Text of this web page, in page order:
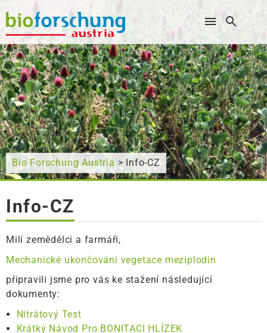
Wonach suchen Sie?
Bio Forschung Austria > Info-CZ
Info-CZ
Milí zemědělci a farmáři,
Mechanické ukončování vegetace meziplodin
připravili jsme pro vás ke stažení následující
dokumenty:
Nitrátový Test
Krátký Návod Pro BONITACI HLÍZEK